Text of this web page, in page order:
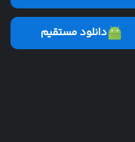
دانلود مستقیم